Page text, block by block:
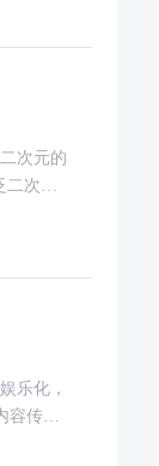
次元的
乐化，